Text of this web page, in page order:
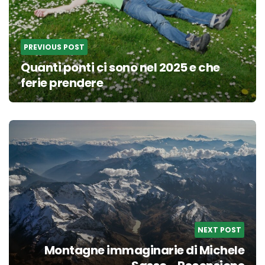
PREVIOUS POST
Quanti ponti ci sono nel 2025 e che
ferie prendere
NEXT POST
Montagne immaginarie di Michele